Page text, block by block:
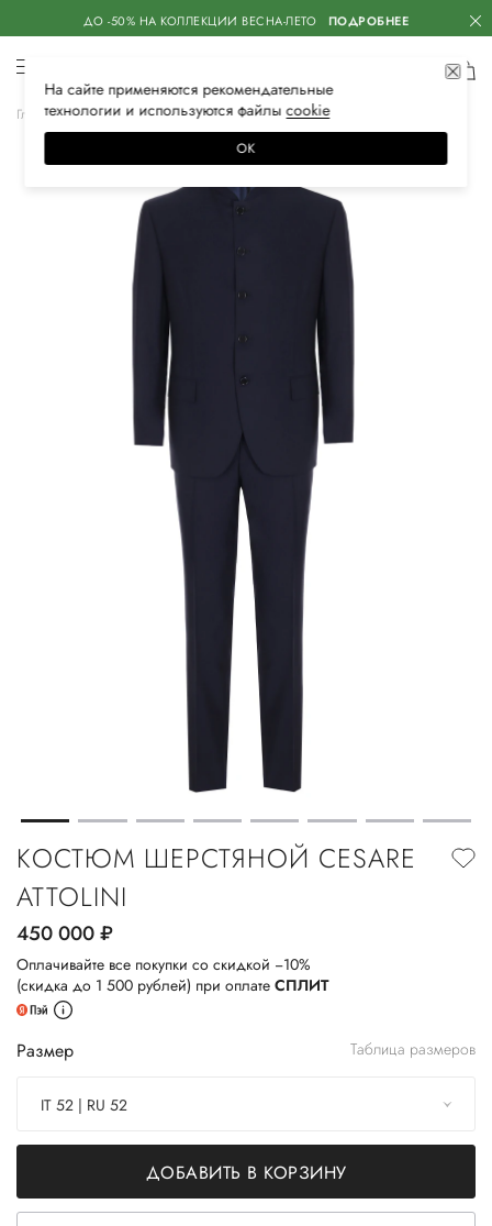
ДО -50% НА КОЛЛЕКЦИИ ВЕСНА-ЛЕТО ПОДРОБНЕЕ
Главная Мужская Одежда Костюмы Классический костюм
КОСТЮМ ШЕРСТЯНОЙ CESARE
ATTOLINI
450 000руб.
Оплачивайте все покупки со скидкой −10%
(скидка до 1 500 рублей) при оплате СПЛИТ
Размер Таблица размеров
IT 52 | RU 52
ДОБАВИТЬ В КОРЗИНУ
На сайте применяются рекомендательные
технологии и используются файлысооkiе
ОК